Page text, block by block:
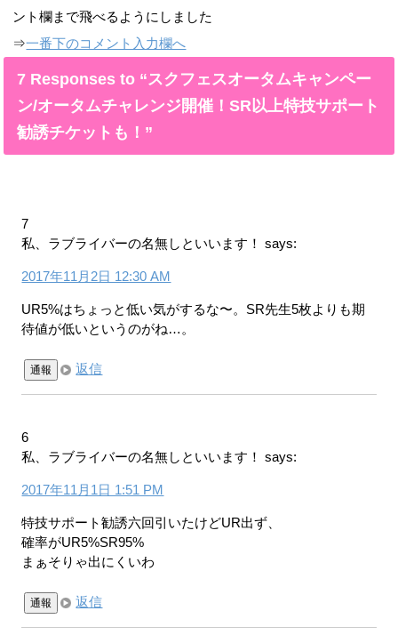
ント欄まで飛べるようにしました
⇒一番下のコメント入力欄へ
7 Responses to “スクフェスオータムキャンペー
ン/オータムチャレンジ開催！SR以上特技サポート
勧誘チケットも！”
7
私、ラブライバーの名無しといいます！
says:
2017年11月2日 12:30 AM
UR5%はちょっと低い気がするな〜。SR先生5枚よりも期
待値が低いというのがね…。
通報 返信
6
私、ラブライバーの名無しといいます！
says:
2017年11月1日 1:51 PM
特技サポート勧誘六回引いたけどUR出ず、
確率がUR5%SR95%
まぁそりゃ出にくいわ
通報 返信